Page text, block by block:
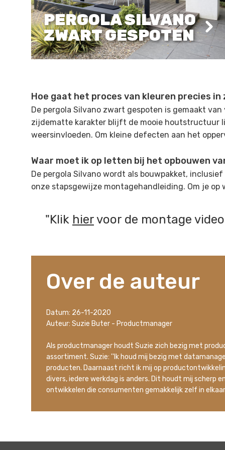
PERGOLA SILVANO
ZWART GESPOTEN
Hoe gaat het proces van kleuren precies in
De pergola Silvano zwart gespoten is gemaakt
zijdematte karakter blijft de mooie houtstructuur
weersinvloeden. Om kleine defecten aan het
Waar moet ik op letten bij het opbouwen
De pergola Silvano wordt als bouwpakket,
onze stapsgewijze montagehandleiding. Om je
Klik hiervoor de montage
Over de auteur
Datum: 26-11-2020
Auteur: Suzie Buter - Productmanager
Als productmanager houdt Suzie zich bezig met
assortiment. Suzie: ''Ik houd mij bezig met
producten. Daarnaast richt ik mij op
divers, iedere werkdag is anders. Dit houdt mij scherp
ontwikkelen die consumenten gemakkelijk zelf in